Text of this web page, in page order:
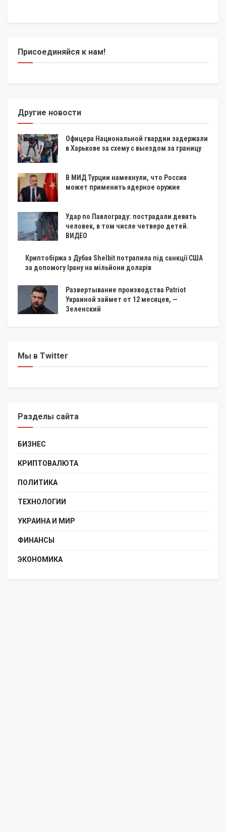
Присоединяйся к нам!
Другие новости
Офицера Национальной гвардии задержали
в Харькове за схему с выездом за границу
В МИД Турции намекнули, что Россия
может применить ядерное оружие
Удар по Павлограду: пострадали девять
человек, в том числе четверо детей.
ВИДЕО
Криптобіржа з Дубая Shelbit потрапила під санкції США
за допомогу Ірану на мільйони доларів
Развертывание производства Patriot
Украиной займет от 12 месяцев, —
Зеленский
Мы в Twitter
Разделы сайта
БИЗНЕС
КРИПТОВАЛЮТА
ПОЛИТИКА
ТЕХНОЛОГИИ
УКРАИНА И МИР
ФИНАНСЫ
ЭКОНОМИКА